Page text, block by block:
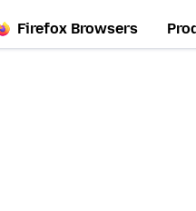
Firefox Browsers